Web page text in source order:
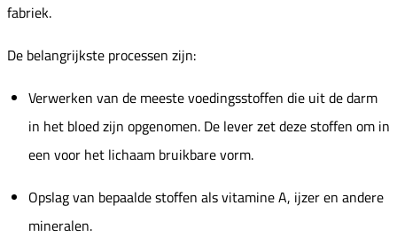
fabriek.
De belangrijkste processen zijn:
Verwerken van de meeste voedingsstoffen die uit de darm
in het bloed zijn opgenomen. De lever zet deze stoffen om in
een voor het lichaam bruikbare vorm.
Opslag van bepaalde stoffen als vitamine A, ijzer en andere
mineralen.